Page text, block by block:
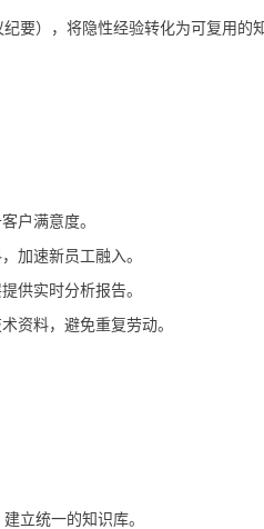
要），将隐性经验转化为可复用的
户满意度。
加速新员工融入。
供实时分析报告。
资料，避免重复劳动。
立统一的知识库。